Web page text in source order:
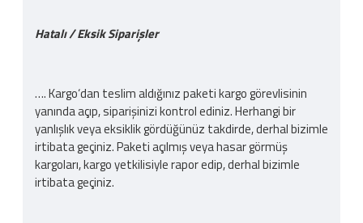
Hatalı / Eksik Siparişler
…. Kargo‘dan teslim aldığınız paketi kargo görevlisinin
yanında açıp, siparişinizi kontrol ediniz. Herhangi bir
yanlışlık veya eksiklik gördüğünüz takdirde, derhal bizimle
irtibata geçiniz. Paketi açılmış veya hasar görmüş
kargoları, kargo yetkilisiyle rapor edip, derhal bizimle
irtibata geçiniz.